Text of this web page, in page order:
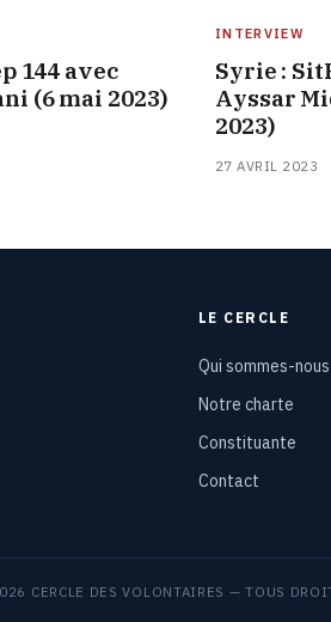
144 avec
(6 mai 2023)
INTERVIEW
Syrie :
Ayssar
2023)
27 AVRIL 2023
LE CERCLE
Qui sommes-nous
Notre charte
Constituante
Contact
CERCLE DES VOLONTAIRES — TOUS